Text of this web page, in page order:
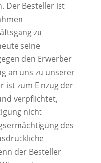
Der Besteller ist
zu
seine
den Erwerber
an uns zu unserer
ist zum Einzug der
verpflichtet,
nicht
des
der Besteller